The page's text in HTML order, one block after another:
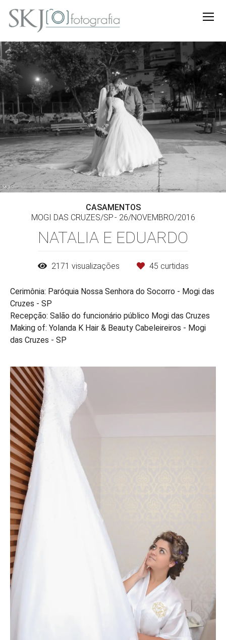
CASAMENTOS
MOGI DAS CRUZES/SP
26/NOVEMBRO/2016
NATALIA E EDUARDO
2171 visualizações 45 curtidas
Cerimônia: Paróquia Nossa Senhora do Socorro - Mogi das
Cruzes - SP
Recepção: Salão do funcionário público Mogi das Cruzes
Making of: Yolanda K Hair & Beauty Cabeleireiros - Mogi
das Cruzes - SP